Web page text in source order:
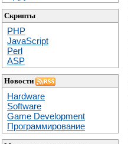
Скрипты
PHP
JavaScript
Perl
ASP
Новости
Hardware
Software
Game Development
Программирование